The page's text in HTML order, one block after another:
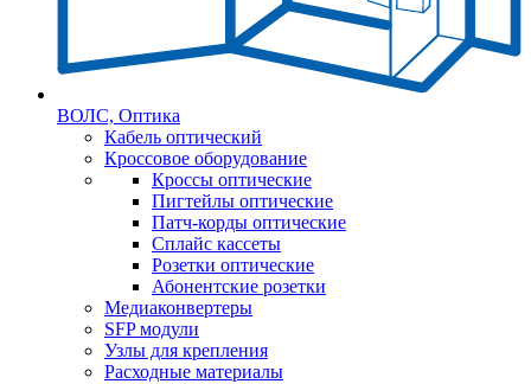
ВОЛС, Оптика
Кабель оптический
Кроссовое оборудование
Кроссы оптические
Пигтейлы оптические
Патч-корды оптические
Сплайс кассеты
Розетки оптические
Абонентские розетки
Медиаконвертеры
SFP модули
Узлы для крепления
Расходные материалы